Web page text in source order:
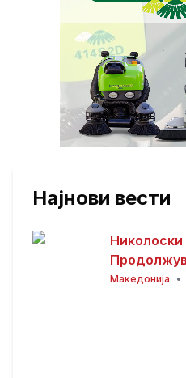
Најнови вести
носат
Македонија •